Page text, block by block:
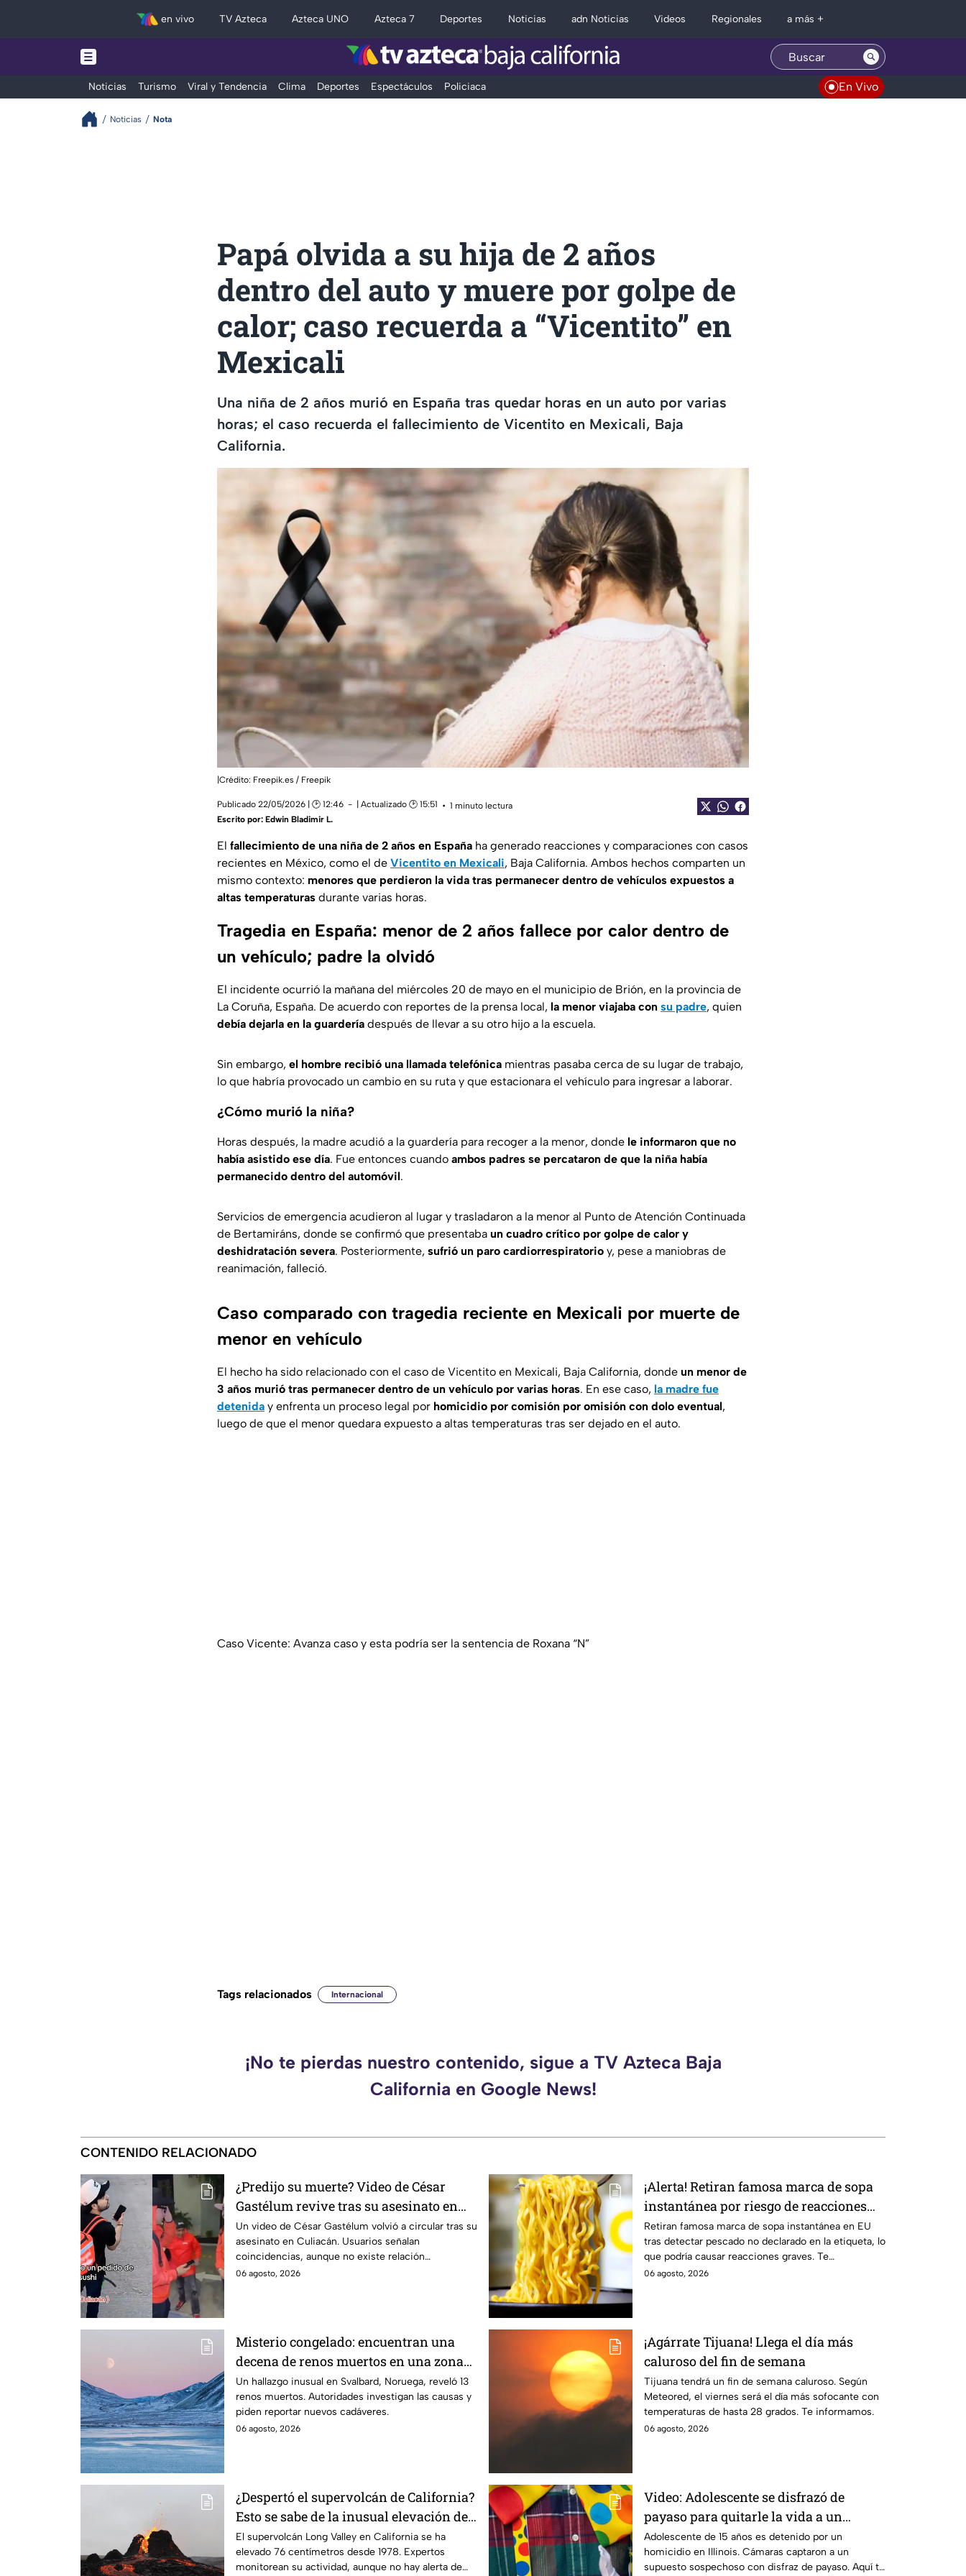
en vivo TV Azteca Azteca UNO Azteca 7 Deportes Noticias adn Noticias Videos Regionales a más +
Noticias Turismo Viral y Tendencia Clima Deportes Espectáculos Policiaca En Vivo
Noticias Nota
Papá olvida a su hija de 2 años
dentro del auto y muere por golpe de
calor; caso recuerda a “Vicentito” en
Mexicali
Una niña de 2 años murió en España tras quedar horas en un auto por varias
horas; el caso recuerda el fallecimiento de Vicentito en Mexicali, Baja
California.
|Crédito: Freepik.es / Freepik
Publicado 22/05/2026 | 🕑 12:46 | Actualizado 🕑 15:51
1 minuto lectura
Escrito por: Edwin Bladimir L.
El fallecimiento de una niña de 2 años en España ha generado reacciones y comparaciones con casos
recientes en México, como el de Vicentito en Mexicali, Baja California. Ambos hechos comparten un
mismo contexto: menores que perdieron la vida tras permanecer dentro de vehículos expuestos a
altas temperaturas durante varias horas.
Tragedia en España: menor de 2 años fallece por calor dentro de
un vehículo; padre la olvidó
El incidente ocurrió la mañana del miércoles 20 de mayo en el municipio de Brión, en la provincia de
La Coruña, España. De acuerdo con reportes de la prensa local, la menor viajaba con su padre, quien
debía dejarla en la guardería después de llevar a su otro hijo a la escuela.
Sin embargo, el hombre recibió una llamada telefónica mientras pasaba cerca de su lugar de trabajo,
lo que habría provocado un cambio en su ruta y que estacionara el vehículo para ingresar a laborar.
¿Cómo murió la niña?
Horas después, la madre acudió a la guardería para recoger a la menor, donde le informaron que no
había asistido ese día. Fue entonces cuando ambos padres se percataron de que la niña había
permanecido dentro del automóvil.
Servicios de emergencia acudieron al lugar y trasladaron a la menor al Punto de Atención Continuada
de Bertamiráns, donde se confirmó que presentaba un cuadro crítico por golpe de calor y
deshidratación severa. Posteriormente, sufrió un paro cardiorrespiratorio y, pese a maniobras de
reanimación, falleció.
Caso comparado con tragedia reciente en Mexicali por muerte de
menor en vehículo
El hecho ha sido relacionado con el caso de Vicentito en Mexicali, Baja California, donde un menor de
3 años murió tras permanecer dentro de un vehículo por varias horas. En ese caso, la madre fue
detenida y enfrenta un proceso legal por homicidio por comisión por omisión con dolo eventual,
luego de que el menor quedara expuesto a altas temperaturas tras ser dejado en el auto.
Caso Vicente: Avanza caso y esta podría ser la sentencia de Roxana “N”
Tags relacionados Internacional
¡No te pierdas nuestro contenido, sigue a TV Azteca Baja
California en Google News!
CONTENIDO RELACIONADO
¿Predijo su muerte? Video de César
Gastélum revive tras su asesinato en
Culiacán
Un video de César Gastélum volvió a circular tras su
asesinato en Culiacán. Usuarios señalan
coincidencias, aunque no existe relación
confirmada con el crimen.
06 agosto, 2026
¡Alerta! Retiran famosa marca de sopa
instantánea por riesgo de reacciones
mortales
Retiran famosa marca de sopa instantánea en EU
tras detectar pescado no declarado en la etiqueta, lo
que podría causar reacciones graves. Te
informamos.
06 agosto, 2026
Misterio congelado: encuentran una
decena de renos muertos en una zona
del Ártico
Un hallazgo inusual en Svalbard, Noruega, reveló 13
renos muertos. Autoridades investigan las causas y
piden reportar nuevos cadáveres.
06 agosto, 2026
¡Agárrate Tijuana! Llega el día más
caluroso del fin de semana
Tijuana tendrá un fin de semana caluroso. Según
Meteored, el viernes será el día más sofocante con
temperaturas de hasta 28 grados. Te informamos.
06 agosto, 2026
¿Despertó el supervolcán de California?
Esto se sabe de la inusual elevación de
Long Valley
El supervolcán Long Valley en California se ha
elevado 76 centímetros desde 1978. Expertos
monitorean su actividad, aunque no hay alerta de
Video: Adolescente se disfrazó de
payaso para quitarle la vida a un
abuelito
Adolescente de 15 años es detenido por un
homicidio en Illinois. Cámaras captaron a un
supuesto sospechoso con disfraz de payaso. Aquí te